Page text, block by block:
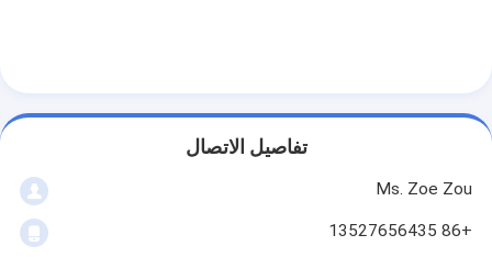
آلة اختبار MCB
تفاصيل الاتصال
Ms. Zoe Zou
+86 13527656435